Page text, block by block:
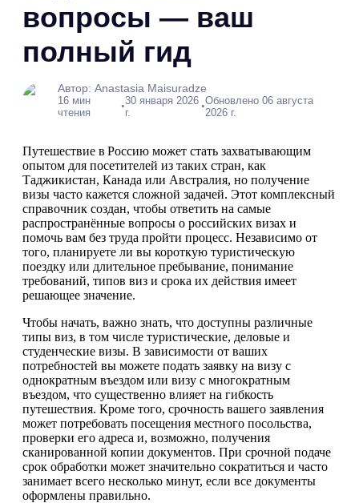
вопросы — ваш
полный гид
Автор: Anastasia Maisuradze
16 мин
чтения
•30 января 2026
г.
•Обновлено 06 августа
2026 г.
Путешествие в Россию может стать захватывающим
опытом для посетителей из таких стран, как
Таджикистан, Канада или Австралия, но получение
визы часто кажется сложной задачей. Этот комплексный
справочник создан, чтобы ответить на самые
распространённые вопросы о российских визах и
помочь вам без труда пройти процесс. Независимо от
того, планируете ли вы короткую туристическую
поездку или длительное пребывание, понимание
требований, типов виз и срока их действия имеет
решающее значение.
Чтобы начать, важно знать, что доступны различные
типы виз, в том числе туристические, деловые и
студенческие визы. В зависимости от ваших
потребностей вы можете подать заявку на визу с
однократным въездом или визу с многократным
въездом, что существенно влияет на гибкость
путешествия. Кроме того, срочность вашего заявления
может потребовать посещения местного посольства,
проверки его адреса и, возможно, получения
сканированной копии документов. При срочной подаче
срок обработки может значительно сократиться и часто
занимает всего несколько минут, если все документы
оформлены правильно.